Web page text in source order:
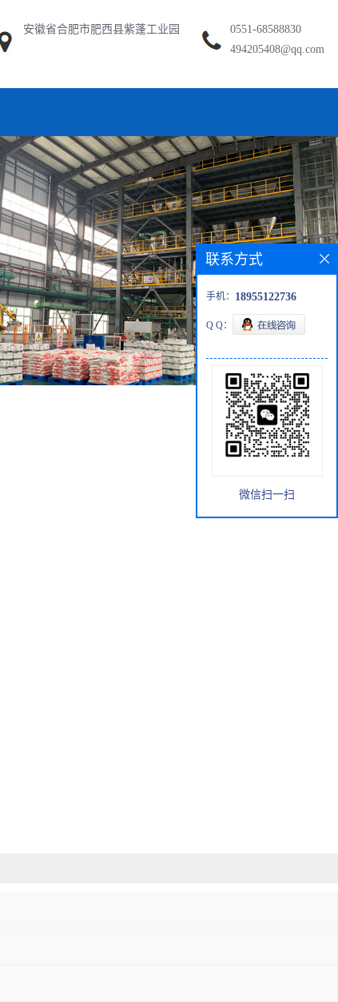
安徽省合肥市肥西县紫蓬工业园
0551-68588830
494205408@qq.com
联系方式
手机： 18955122736
Q Q：
微信扫一扫